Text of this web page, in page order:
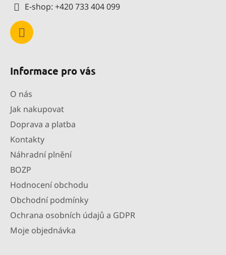
E-shop: +420 733 404 099
Informace pro vás
O nás
Jak nakupovat
Doprava a platba
Kontakty
Náhradní plnění
BOZP
Hodnocení obchodu
Obchodní podmínky
Ochrana osobních údajů a GDPR
Moje objednávka